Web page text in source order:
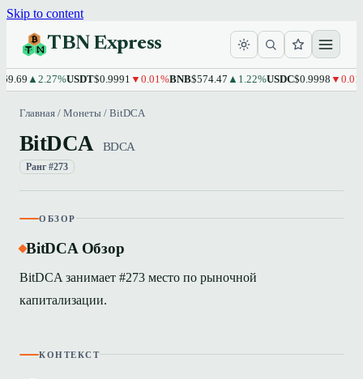
Skip to content
TBN Express
▲2.27%USDT$0.9991▼0.01%BNB$574.47▲1.22%USDC$0.9998▼0.01%
Главная / Монеты / BitDCA
BitDCA BDCA
Ранг #273
ОБЗОР
BitDCA Обзор
BitDCA занимает #273 место по рыночной
капитализации.
КОНТЕКСТ